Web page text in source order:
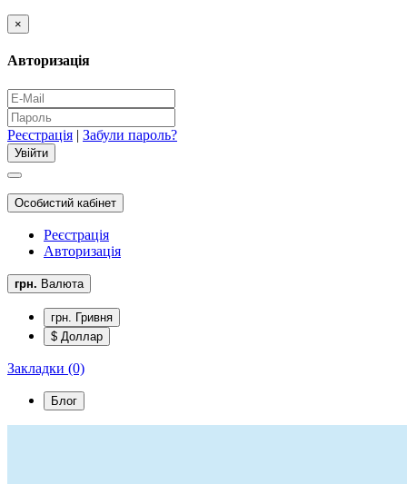
×
Авторизація
Реєстрація | Забули пароль?
Особистий кабінет
Реєстрація
Авторизація
грн. Валюта
грн. Гривня
$ Доллар
Закладки (0)
Блог